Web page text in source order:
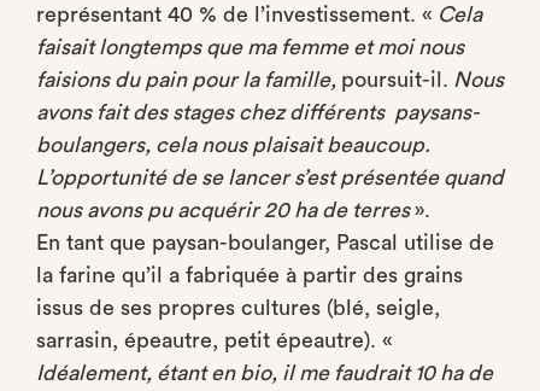
représentant 40 % de l’investissement. « Cela
faisait longtemps que ma femme et moi nous
faisions du pain pour la famille, poursuit-il. Nous
avons fait des stages chez différents paysans-
boulangers, cela nous plaisait beaucoup.
L’opportunité de se lancer s’est présentée quand
nous avons pu acquérir 20 ha de terres».
En tant que paysan-boulanger, Pascal utilise de
la farine qu’il a fabriquée à partir des grains
issus de ses propres cultures (blé, seigle,
sarrasin, épeautre, petit épeautre). «
Idéalement, étant en bio, il me faudrait 10 ha de